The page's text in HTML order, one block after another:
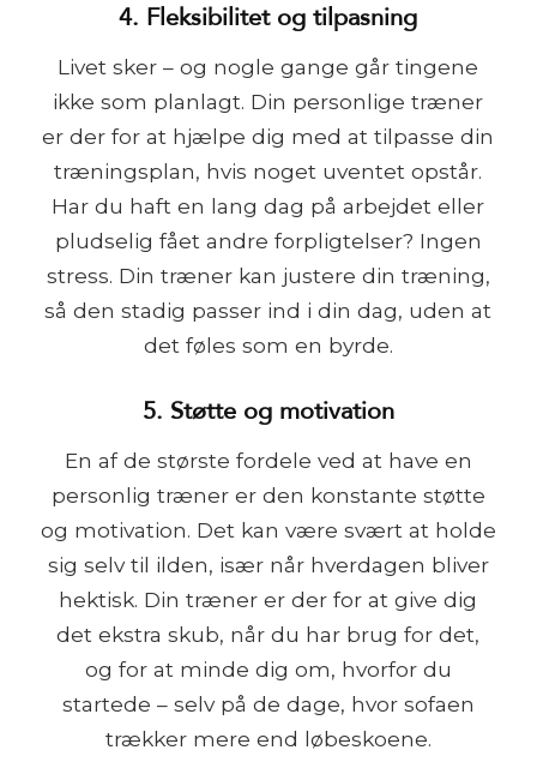
4. Fleksibilitet og tilpasning
Livet sker – og nogle gange går tingene
ikke som planlagt. Din personlige træner
er der for at hjælpe dig med at tilpasse din
træningsplan, hvis noget uventet opstår.
Har du haft en lang dag på arbejdet eller
pludselig fået andre forpligtelser? Ingen
stress. Din træner kan justere din træning,
så den stadig passer ind i din dag, uden at
det føles som en byrde.
5. Støtte og motivation
En af de største fordele ved at have en
personlig træner er den konstante støtte
og motivation. Det kan være svært at holde
sig selv til ilden, især når hverdagen bliver
hektisk. Din træner er der for at give dig
det ekstra skub, når du har brug for det,
og for at minde dig om, hvorfor du
startede – selv på de dage, hvor sofaen
trækker mere end løbeskoene.